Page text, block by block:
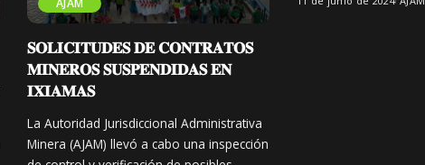
𝐒𝐎𝐋𝐈𝐂𝐈𝐓𝐔𝐃𝐄𝐒 𝐃𝐄 𝐂𝐎𝐍𝐓𝐑𝐀𝐓𝐎𝐒
𝐌𝐈𝐍𝐄𝐑𝐎𝐒 𝐒𝐔𝐒𝐏𝐄𝐍𝐃𝐈𝐃𝐀𝐒 𝐄𝐍
𝐈𝐗𝐈𝐀𝐌𝐀𝐒
La Autoridad Jurisdiccional Administrativa
Minera (AJAM) llevó a cabo una inspección